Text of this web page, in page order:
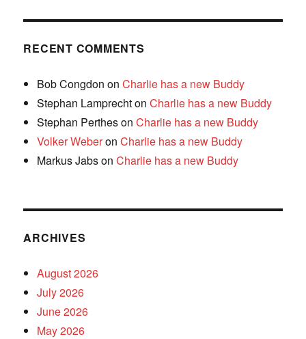
RECENT COMMENTS
Bob Congdon onCharlie has a new Buddy
Stephan LamprechtonCharlie has a new Buddy
Stephan PerthesonCharlie has a new Buddy
Volker WeberonCharlie has a new Buddy
Markus JabsonCharlie has a new Buddy
ARCHIVES
August 2026
July 2026
June 2026
May 2026